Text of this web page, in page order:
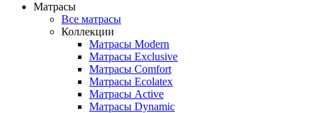
Матрасы
Все матрасы
Коллекции
Матрасы Modern
Матрасы Exclusive
Матрасы Comfort
Матрасы Ecolatex
Матрасы Active
Матрасы Dynamic